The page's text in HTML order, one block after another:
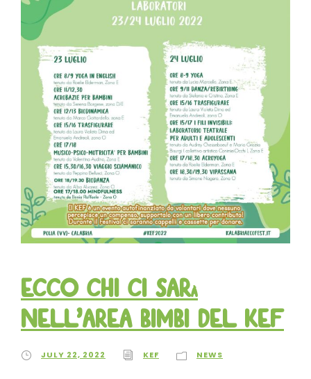
Ecco chi ci sarà
nell’Area Bimbi del KEF
JULY 22, 2022 KEF NEWS